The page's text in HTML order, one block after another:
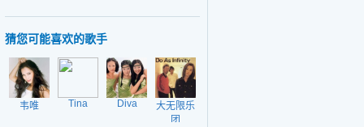
猜您可能喜欢的歌手
韦唯 Tina Diva
大无限乐
团